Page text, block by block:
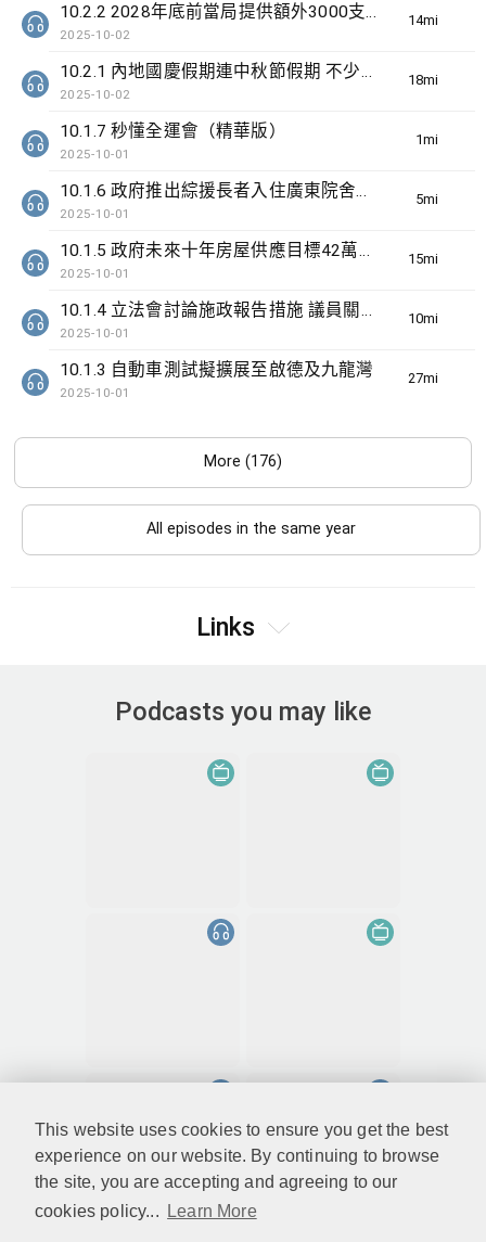
This website uses cookies to ensure you get the best
experience on our website. By continuing to browse
the site, you are accepting and agreeing to our
cookies policy...
Learn More
14min(s)
10.2.2 2028年底前當局提供額外3000支高速充電樁 港鐵商場約增設300個電動車充電站
2025-10-02
18min(s)
10.2.1 內地國慶假期連中秋節假期 不少內地旅客到港旅遊
2025-10-02
1min(s)
10.1.7 秒懂全運會（精華版）
2025-10-01
5min(s)
10.1.6 政府推出綜援長者入住廣東院舍試驗計劃為期3年
2025-10-01
15min(s)
10.1.5 政府未來十年房屋供應目標42萬個單位
2025-10-01
10min(s)
10.1.4 立法會討論施政報告措施 議員關注識別高危家庭
2025-10-01
27min(s)
10.1.3 自動車測試擬擴展至啟德及九龍灣
2025-10-01
More (176)
All episodes in the same year
Links
Podcasts you may like